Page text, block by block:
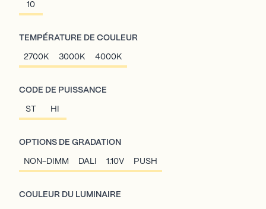
10
TEMPÉRATURE DE COULEUR
2700K 3000K 4000K
CODE DE PUISSANCE
ST HI
OPTIONS DE GRADATION
NON-DIMM DALI 1.10V PUSH
COULEUR DU LUMINAIRE